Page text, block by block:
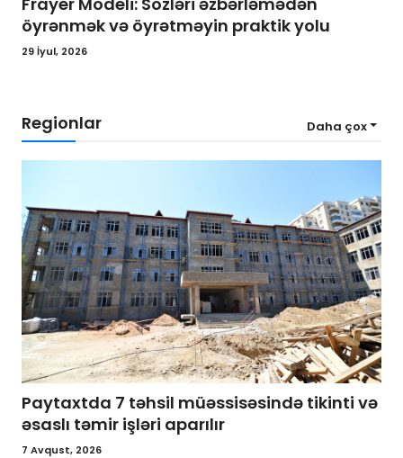
öyrənmək və öyrətməyin praktik yolu
29 İyul, 2026
Regionlar Daha çox
Paytaxtda 7 təhsil müəssisəsində tikinti və
əsaslı təmir işləri aparılır
7 Avqust, 2026